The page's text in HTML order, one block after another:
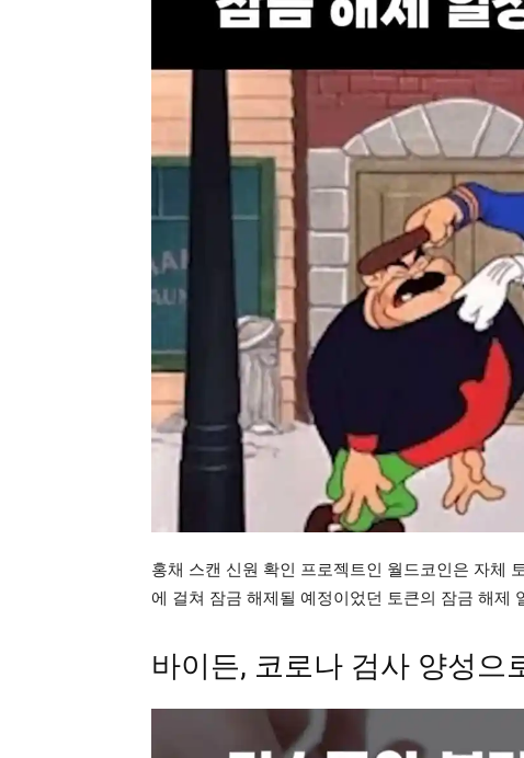
홍채 스캔 신원 확인 프로젝트인 월드코인은 자체
에 걸쳐 잠금 해제될 예정이었던 토큰의 잠금 해제
바이든, 코로나 검사 양성으